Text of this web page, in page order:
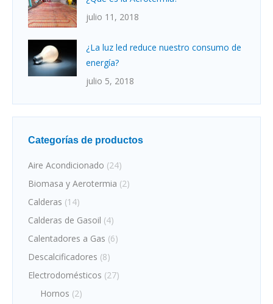
julio 11, 2018
¿La luz led reduce nuestro consumo de
energía?
julio 5, 2018
Categorías de productos
Aire Acondicionado (24)
Biomasa y Aerotermia (2)
Calderas (14)
Calderas de Gasoil (4)
Calentadores a Gas (6)
Descalcificadores (8)
Electrodomésticos (27)
Hornos (2)